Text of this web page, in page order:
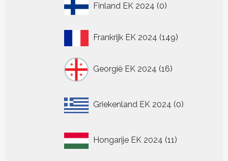
Finland EK 2024 0
producten
Frankrijk EK 2024 149149
Georgië EK 2024 16
producten
Griekenland EK 2024 0
producten
Hongarije EK 2024 11
producten